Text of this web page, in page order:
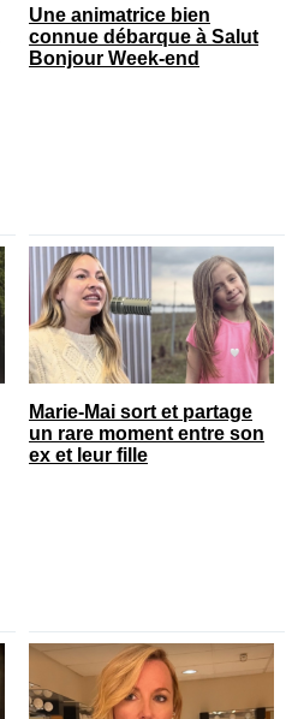
Une animatrice bien
connue débarque à Salut
Bonjour Week-end
Marie-Mai sort et partage
un rare moment entre son
ex et leur fille